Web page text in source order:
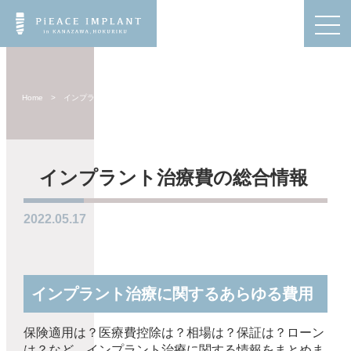
Home > インプラン…
インプラント治療費の総合情報
2022.05.17
インプラント治療に関するあらゆる費用
保険適用は？医療費控除は？相場は？保証は？ローン